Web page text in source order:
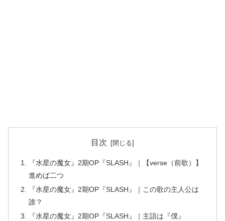
目次
『水星の魔女』2期OP『SLASH』｜【verse（前歌）】
進めば二つ
『水星の魔女』2期OP『SLASH』｜この歌の主人公は
誰？
『水星の魔女』2期OP『SLASH』｜主語は『僕』